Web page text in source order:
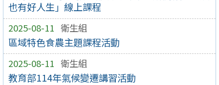
也有好人生」線上課程
2025-08-11 衛生組
區域特色食農主題課程活動
2025-08-11 衛生組
教育部114年氣候變遷講習活動